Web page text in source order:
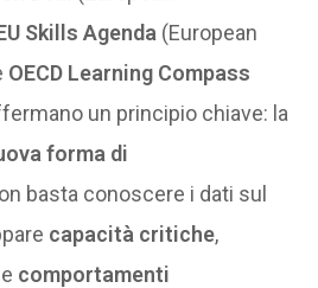
Skills Agenda (European
OECD Learning Compass
un principio chiave: la
forma di
basta conoscere i dati sul
capacità critiche,
e comportamenti